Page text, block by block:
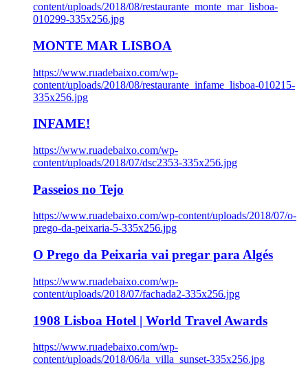
content/uploads/2018/08/restaurante_monte_mar_lisboa-
010299-335x256.jpg
MONTE MAR LISBOA
https://www.ruadebaixo.com/wp-
content/uploads/2018/08/restaurante_infame_lisboa-010215-
335x256.jpg
INFAME!
https://www.ruadebaixo.com/wp-
content/uploads/2018/07/dsc2353-335x256.jpg
Passeios no Tejo
https://www.ruadebaixo.com/wp-content/uploads/2018/07/o-
prego-da-peixaria-5-335x256.jpg
O Prego da Peixaria vai pregar para Algés
https://www.ruadebaixo.com/wp-
content/uploads/2018/07/fachada2-335x256.jpg
1908 Lisboa Hotel | World Travel Awards
https://www.ruadebaixo.com/wp-
content/uploads/2018/06/la_villa_sunset-335x256.jpg